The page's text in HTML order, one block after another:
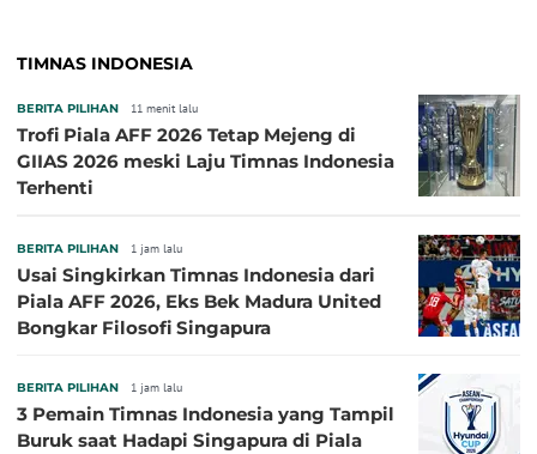
TIMNAS INDONESIA
BERITA PILIHAN 11 menit lalu
Trofi Piala AFF 2026 Tetap Mejeng di
GIIAS 2026 meski Laju Timnas Indonesia
Terhenti
BERITA PILIHAN 1 jam lalu
Usai Singkirkan Timnas Indonesia dari
Piala AFF 2026, Eks Bek Madura United
Bongkar Filosofi Singapura
BERITA PILIHAN 1 jam lalu
3 Pemain Timnas Indonesia yang Tampil
Buruk saat Hadapi Singapura di Piala